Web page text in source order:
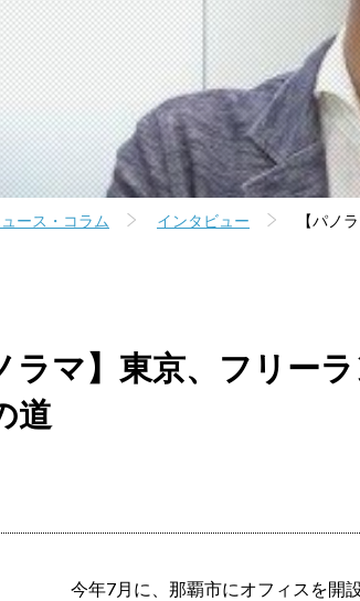
ース・コラム インタビュー 【パノ
ラマ】東京、フリー
道
今年7月に、那覇市にオフィスを開